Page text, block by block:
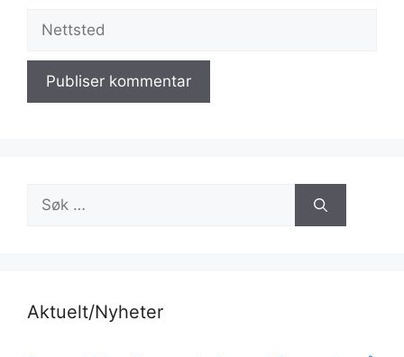
Nettsted
Søk
etter:
Aktuelt/Nyheter